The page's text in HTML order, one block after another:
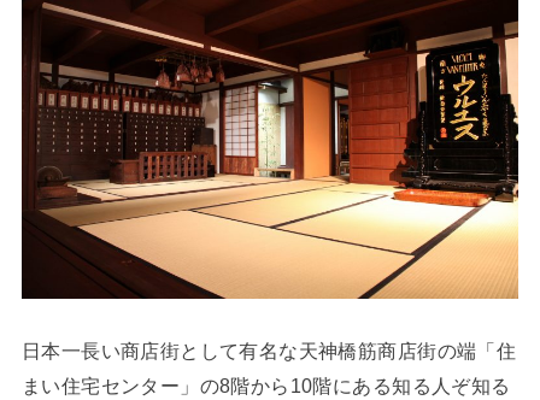
日本一長い商店街として有名な天神橋筋商店街の端「住
まい住宅センター」の8階から10階にある知る人ぞ知る